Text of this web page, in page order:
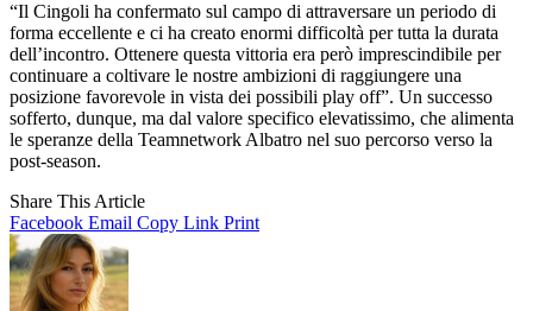
“Il Cingoli ha confermato sul campo di attraversare un periodo di
forma eccellente e ci ha creato enormi difficoltà per tutta la durata
dell’incontro. Ottenere questa vittoria era però imprescindibile per
continuare a coltivare le nostre ambizioni di raggiungere una
posizione favorevole in vista dei possibili play off”. Un successo
sofferto, dunque, ma dal valore specifico elevatissimo, che alimenta
le speranze della Teamnetwork Albatro nel suo percorso verso la
post-season.
Share This Article
Facebook Email Copy Link Print